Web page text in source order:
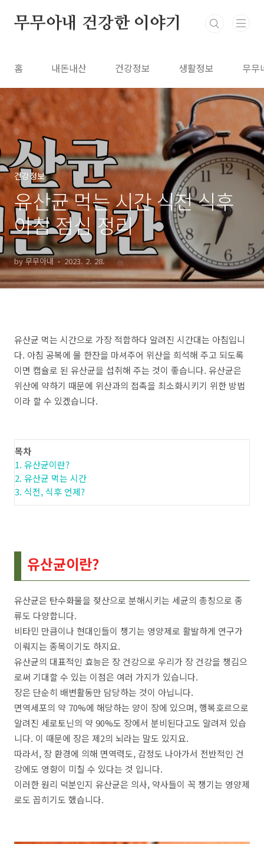
무무아내 건강한 이야기
홈 내돈내산 건강정보 생활정보 무무
건강정보
유산균 먹는 시간 식전 식후
아침 점심 정리
by 무무아내 2023. 2. 28.
유산균 먹는 시간으로 가장 적합하다 알려진 시간대는 아침입니
다. 아침 공복에 물 한잔을 마셔주어 위산을 희석해 주고 되도록
이면 캡슐로 된 유산균을 섭취해 주는 것이 좋습니다. 유산균은
위산에 약하기 때문에 위산과의 접촉을 최소화시키기 위한 방법
이라 할 수 있겠습니다.
목차
1. 유산균이란?
2. 유산균 먹는 시간
3. 식전, 식후 언제?
유산균이란?
유산균은 탄수화물을 젖산으로 분해시키는 세균의 총칭으로 종
류도 다양합니다.
비타민 만큼이나 현대인들이 챙기는 영양제로 활발하게 연구가
이뤄지는 종목이기도 하지요.
유산균의 대표적인 효능은 장 건강으로 우리가 장 건강을 챙김으
로써 기대할 수 있는 이점은 여러 가지가 있습니다.
장은 단순히 배변활동만 담당하는 것이 아닙니다.
면역세포의 약 70%에 해당하는 양이 장에 있으며, 행복호르으로
알려진 세로토닌의 약 90%도 장에서 분비된다고도 알려져 있습
니다. 이 때문에 장은 제2의 뇌라는 말도 있지요.
따라서, 장 환경에 의해 면역력도, 감정도 나아가서 전반적인 건
강에도 영향이 미칠 수 있다는 것 입니다.
이러한 원리 덕분인지 유산균은 의사, 약사들이 꼭 챙기는 영양제
로도 꼽히기도 했습니다.